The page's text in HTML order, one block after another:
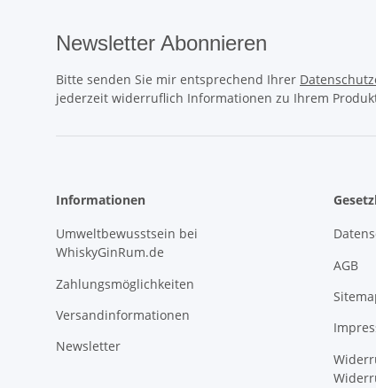
Newsletter Abonnieren
Bitte senden Sie mir entsprechend Ihrer
jederzeit widerruflich Informationen zu Ihrem
Informationen
Umweltbewusstsein bei
WhiskyGinRum.de
Zahlungsmöglichkeiten
Versandinformationen
Newsletter
AGB